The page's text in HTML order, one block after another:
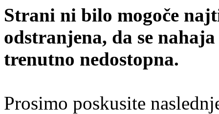
Strani ni bilo mogoče
odstranjena, da se
trenutno nedostopna.
Prosimo poskusite